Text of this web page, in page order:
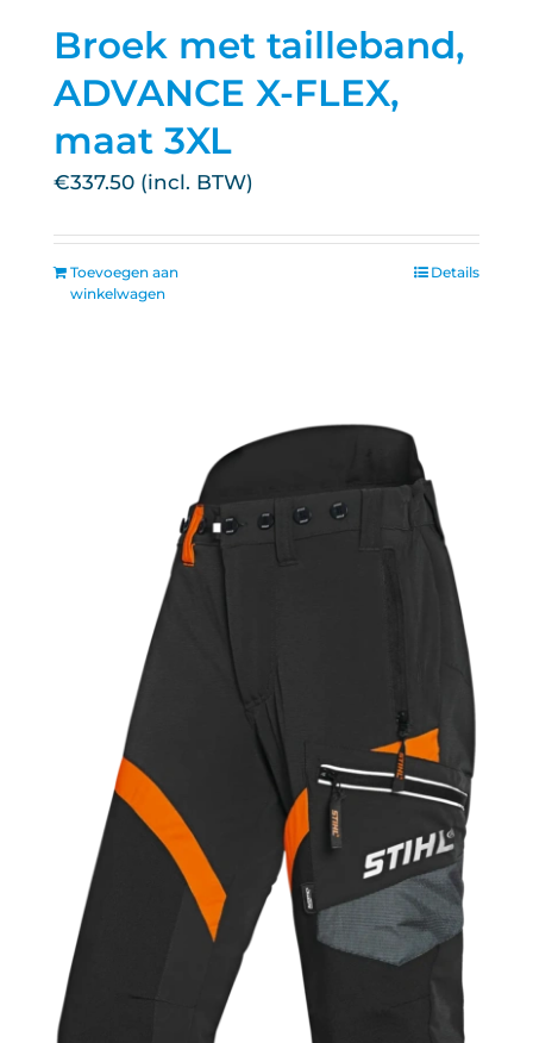
Broek met tailleband,
ADVANCE X-FLEX,
maat 3XL
€337.50
Toevoegen aan
winkelwagen
Details